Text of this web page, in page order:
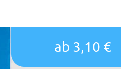
ab 3,10 €